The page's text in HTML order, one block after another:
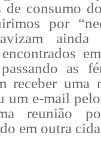
de consumo
por
as
receber uma
um e-mail
reunião
em outra